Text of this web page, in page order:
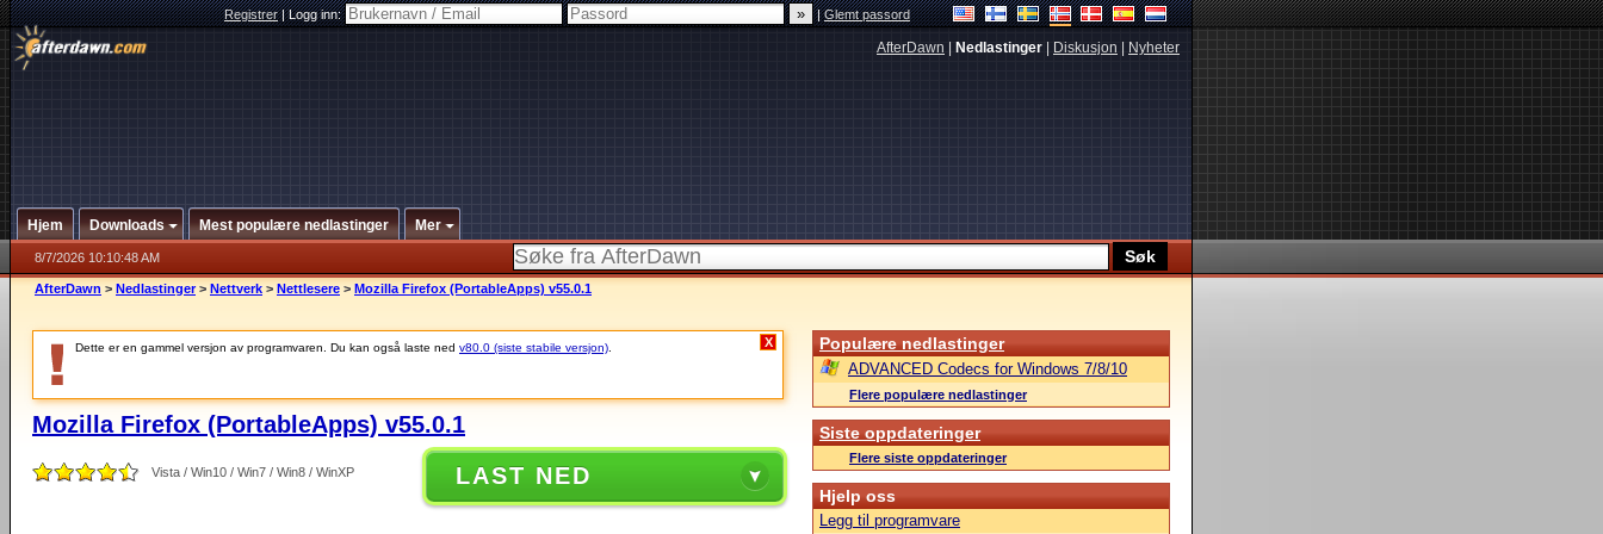
Registrer|Logg inn: |Glemt passord
AfterDawn Nedlastinger Diskusjon Nyheter
Hjem Downloads Mest populære nedlastinger Mer
8/7/2026 10:10:48 AM
AfterDawn > Nedlastinger > Nettverk > Nettlesere > Mozilla Firefox (PortableApps) v55.0.1
Dette er en gammel versjon av programvaren. Du kan også laste ned v80.0 (siste stabile versjon) X
Mozilla Firefox (PortableApps) v55.0.1
Vista / Win10 / Win7 / Win8 / WinXP LAST NED
Populære nedlastinger
ADVANCED Codecs for Windows 7/8/10
Flere populære nedlastinger
Siste oppdateringer
Flere siste oppdateringer
Hjelp oss
Legg til programvare